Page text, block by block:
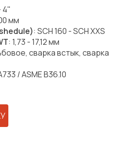
4"
мм
: SCH 160 - SCH XXS
: 1,73 - 17,12 мм
сварка встык, сварка
/ ASME B36.10